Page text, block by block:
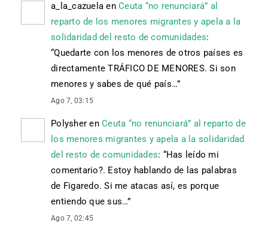
a_la_cazuela en Ceuta “no renunciará” al
reparto de los menores migrantes y apela a la
solidaridad del resto de comunidades:
“Quedarte con los menores de otros países es
directamente TRÁFICO DE MENORES. Si son
menores y sabes de qué país…”
Ago 7, 03:15
Polysher en Ceuta “no renunciará” al reparto de
los menores migrantes y apela a la solidaridad
del resto de comunidades: “Has leído mi
comentario?. Estoy hablando de las palabras
de Figaredo. Si me atacas así, es porque
entiendo que sus…”
Ago 7, 02:45